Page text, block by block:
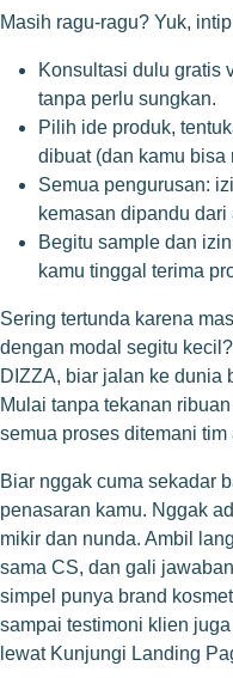
Masih ragu-ragu? Yuk,
Konsultasi dulu gratis
tanpa perlu sungkan.
Pilih ide produk,
dibuat (dan kamu bisa
Semua pengurusan:
kemasan dipandu
Begitu sample dan
kamu tinggal terima
Sering tertunda karena
dengan modal segitu
DIZZA, biar jalan ke dunia
Mulai tanpa tekanan
semua proses ditemani tim
Biar nggak cuma sekadar
penasaran kamu. Nggak
mikir dan nunda. Ambil
sama CS, dan gali
simpel punya brand
sampai testimoni klien
lewat Kunjungi Landing